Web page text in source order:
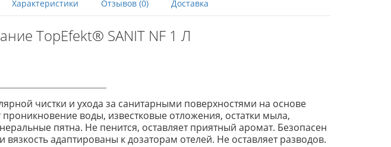
Характеристики Отзывов (0) Доставка
TopEfekt® SANIT NF 1 Л
чистки и ухода за санитарными поверхностями на основе
воды, известковые отложения, остатки мыла,
пятна. Не пенится, оставляет приятный аромат. Безопасен
адаптированы к дозаторам отелей. Не оставляет разводов.